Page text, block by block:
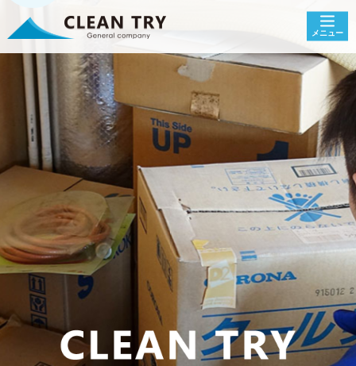
メニュー
〒427-0036
静岡県島田市三ッ合町1341番地の8
TEL : 0547-39-3650
営業時間：9：00～18：00【土日祝日 対応可能】
メールでもお客様からのご相談を承っております。お気軽
にご相談ください。
お問い合わせ
Copyright c 株式会社クリーントライ
All Rights Reserved.